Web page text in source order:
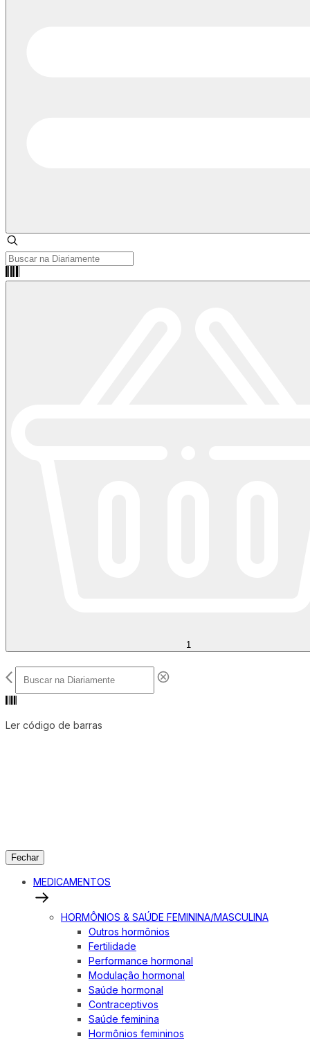
1
Ler código de barras
Fechar
MEDICAMENTOS
HORMÔNIOS & SAÚDE FEMININA/MASCULINA
Outros hormônios
Fertilidade
Performance hormonal
Modulação hormonal
Saúde hormonal
Contraceptivos
Saúde feminina
Hormônios femininos